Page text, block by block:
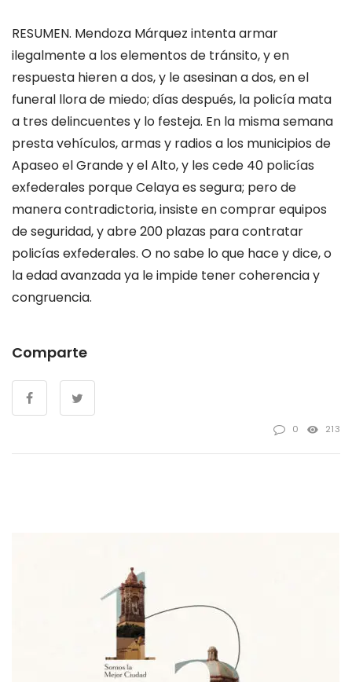
RESUMEN. Mendoza Márquez intenta armar
ilegalmente a los elementos de tránsito, y en
respuesta hieren a dos, y le asesinan a dos, en el
funeral llora de miedo; días después, la policía mata
a tres delincuentes y lo festeja. En la misma semana
presta vehículos, armas y radios a los municipios de
Apaseo el Grande y el Alto, y les cede 40 policías
exfederales porque Celaya es segura; pero de
manera contradictoria, insiste en comprar equipos
de seguridad, y abre 200 plazas para contratar
policías exfederales. O no sabe lo que hace y dice, o
la edad avanzada ya le impide tener coherencia y
congruencia.
Comparte
0 213